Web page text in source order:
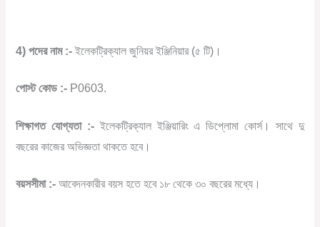
4) পদের নাম :- ইলেকট্রিক্যাল জুনিয়র ইঞ্জিনিয়ার (৫ টি)।
পোস্ট কোড :- P0603.
শিক্ষাগত যোগ্যতা :- ইলেকট্রিক্যাল ইঞ্জিয়ারিং এ ডিপ্লোমা কোর্স। সাথে দু
বছরের কাজের অভিজ্ঞতা থাকতে হবে।
বয়সসীমা :- আবেদনকারীর বয়স হতে হবে ১৮ থেকে ৩০ বছরের মধ্যে।